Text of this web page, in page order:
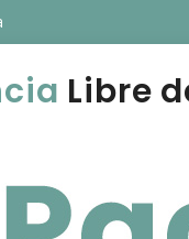
Libre